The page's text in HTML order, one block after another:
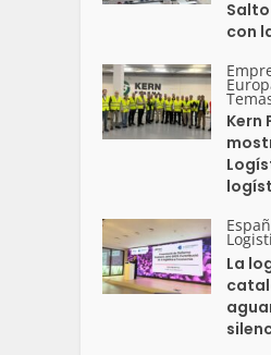
con
Kern
La